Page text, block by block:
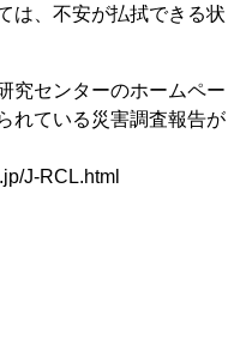
は、不安が払拭できる状
究センターのホームペー
れている災害調査報告が
J-RCL.html